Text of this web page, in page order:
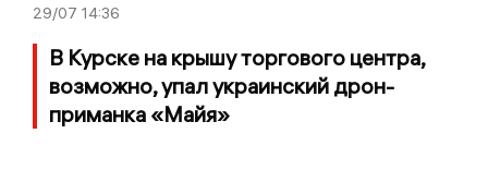
29/07 14:36
В Курске на крышу торгового центра,
возможно, упал украинский дрон-
приманка «Майя»